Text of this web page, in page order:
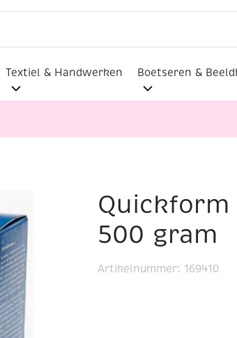
Textiel & Handwerken Boetseren &
500 gram
Artikelnummer: 169410